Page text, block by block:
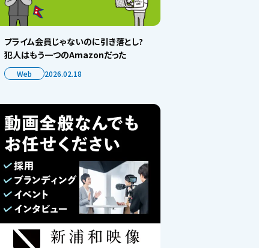
プライム会員じゃないのに引き落とし?
犯人はもう一つのAmazonだった
Web 2026.02.18